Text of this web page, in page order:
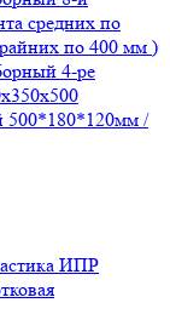
средних по
по 400 мм )
4-ре
500*180*120мм /
ИПР